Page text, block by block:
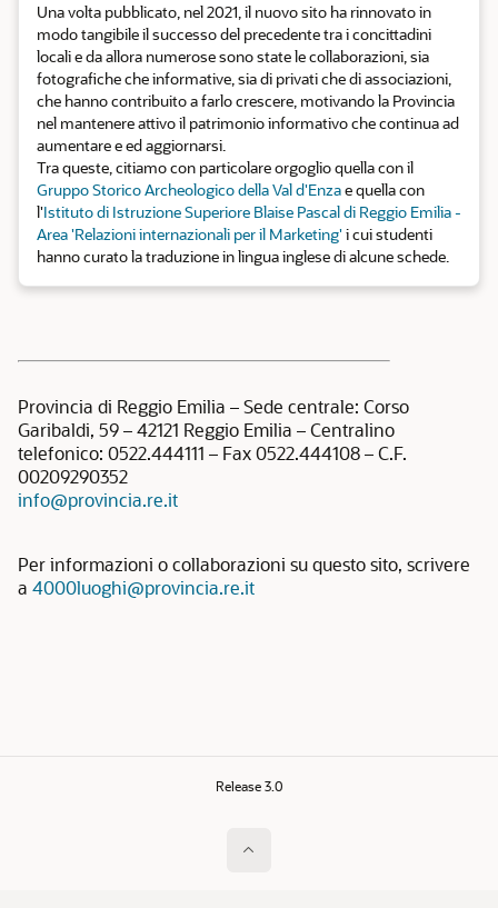
Una volta pubblicato, nel 2021, il nuovo sito ha rinnovato in
modo tangibile il successo del precedente tra i concittadini
locali e da allora numerose sono state le collaborazioni, sia
fotografiche che informative, sia di privati che di associazioni,
che hanno contribuito a farlo crescere, motivando la Provincia
nel mantenere attivo il patrimonio informativo che continua ad
aumentare e ed aggiornarsi.
Tra queste, citiamo con particolare orgoglio quella con il
Gruppo Storico Archeologico della Val d'Enzae quella con
l'Istituto di Istruzione Superiore Blaise Pascal di Reggio Emilia -
Area 'Relazioni internazionali per il Marketing'i cui studenti
hanno curato la traduzione in lingua inglese di alcune schede.
Provincia di Reggio Emilia – Sede centrale: Corso
Garibaldi, 59 – 42121 Reggio Emilia – Centralino
telefonico: 0522.444111 – Fax 0522.444108 – C.F.
00209290352
info@provincia.re.it
Per informazioni o collaborazioni su questo sito, scrivere
a 4000luoghi@provincia.re.it
Release 3.0